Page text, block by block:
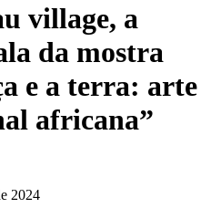
village, a
da mostra
e a terra: arte
africana”
2024